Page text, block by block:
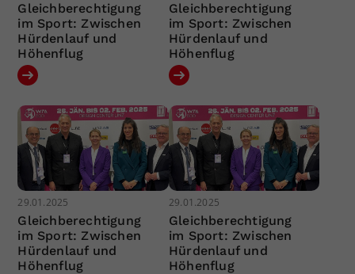
Gleichberechtigung
im Sport: Zwischen
Hürdenlauf und
Höhenflug
Gleichberechtigung
im Sport: Zwischen
Hürdenlauf und
Höhenflug
29.01.2025
Gleichberechtigung
im Sport: Zwischen
Hürdenlauf und
Höhenflug
29.01.2025
Gleichberechtigung
im Sport: Zwischen
Hürdenlauf und
Höhenflug